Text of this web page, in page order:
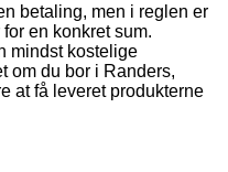
betaling, men i reglen er
en konkret sum.
mindst kostelige
om du bor i Randers,
at få leveret produkterne